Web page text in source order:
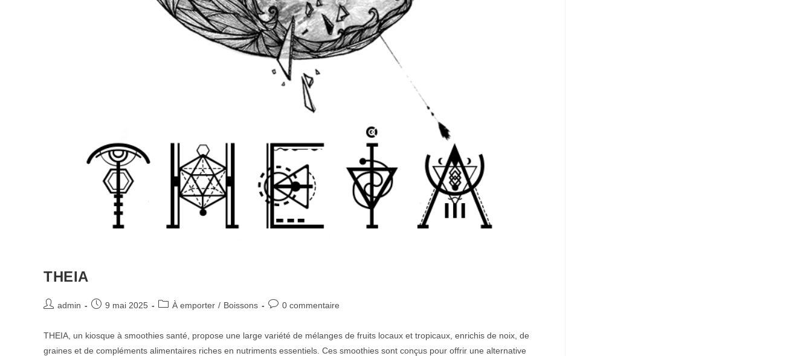
THEIA
Postadmin
Post9 mai 2025
PostÀ emporter / Boissons
Post0 commentaire
THEIA, un kiosque à smoothies santé, propose une large variété de mélanges de fruits locaux et tropicaux, enrichis de noix, de
graines et de compléments alimentaires riches en nutriments essentiels. Ces smoothies sont conçus pour offrir une alternative